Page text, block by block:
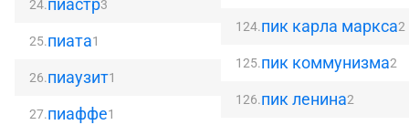
24.пиастр3
25.пиата1
26.пиаузит1
27.пиаффе1
124.пик карла маркса2
125.пик коммунизма2
126.пик ленина2